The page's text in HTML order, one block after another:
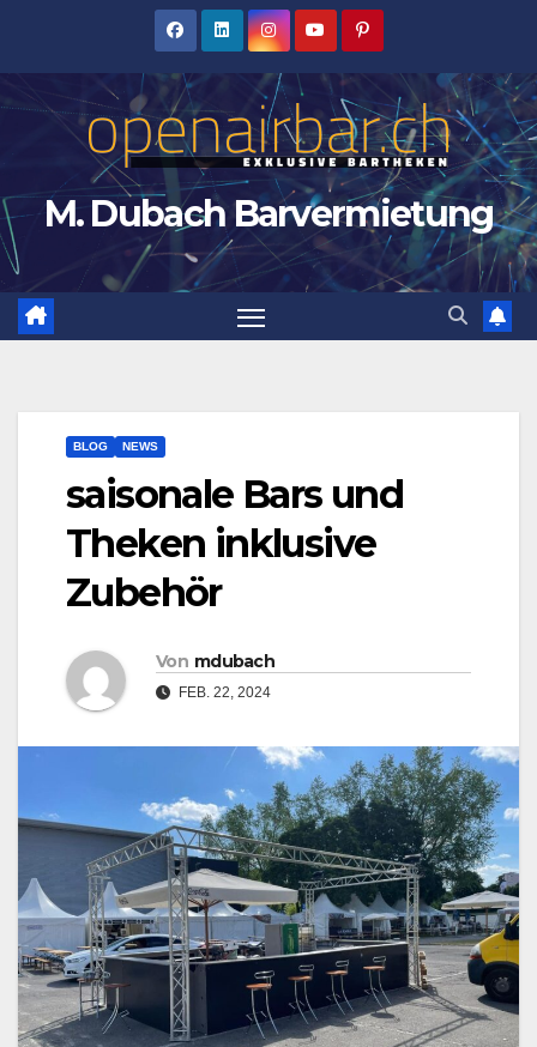
M. Dubach Barvermietung
BLOG NEWS
saisonale Bars und
Theken inklusive
Zubehör
Von mdubach
FEB. 22, 2024